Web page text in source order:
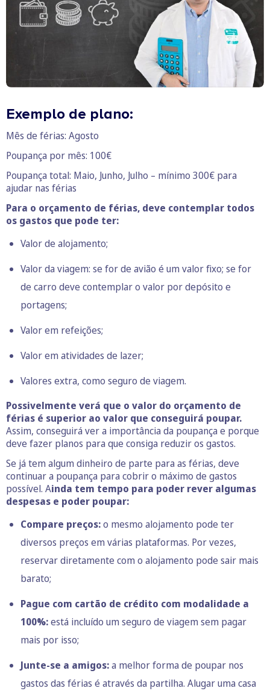
Exemplo de plano:
Mês de férias: Agosto
Poupança por mês: 100€
Poupança total: Maio, Junho, Julho – mínimo 300€ para
ajudar nas férias
Para o orçamento de férias, deve contemplar todos
os gastos que pode ter:
Valor de alojamento;
Valor da viagem: se for de avião é um valor fixo; se for
de carro deve contemplar o valor por depósito e
portagens;
Valor em refeições;
Valor em atividades de lazer;
Valores extra, como seguro de viagem.
Possivelmente verá que o valor do orçamento de
férias é superior ao valor que conseguirá poupar.
Assim, conseguirá ver a importância da poupança e porque
deve fazer planos para que consiga reduzir os gastos.
Se já tem algum dinheiro de parte para as férias, deve
continuar a poupança para cobrir o máximo de gastos
possível. Ainda tem tempo para poder rever algumas
despesas e poder poupar:
Compare preços:o mesmo alojamento pode ter
diversos preços em várias plataformas. Por vezes,
reservar diretamente com o alojamento pode sair mais
barato;
Pague com cartão de crédito com modalidade a
100%:está incluído um seguro de viagem sem pagar
mais por isso;
Junte-se a amigos:a melhor forma de poupar nos
gastos das férias é através da partilha. Alugar uma casa